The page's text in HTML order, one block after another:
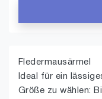
Fledermausärmel
Ideal für ein
Größe zu wählen: